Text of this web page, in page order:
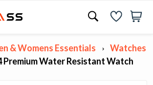
& Womens Essentials
Watches
Premium Water Resistant Watch